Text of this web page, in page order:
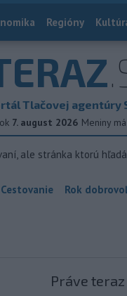
Regióny
Tlačovej agentúry
7. august 2026 Meniny má
ale stránka ktorú
Cestovanie Rok
Práve teraz